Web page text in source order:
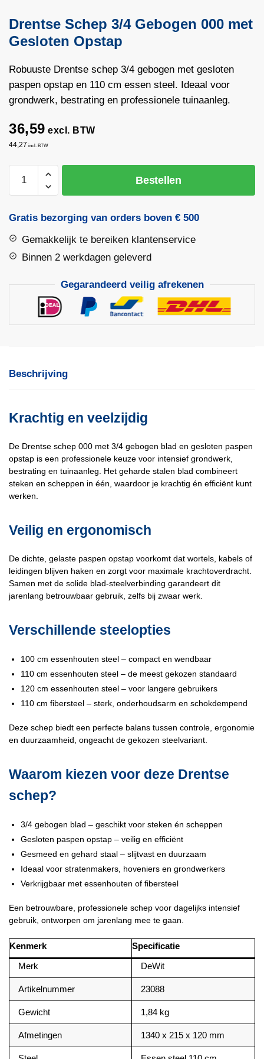
Drentse Schep 3/4 Gebogen 000 met
Gesloten Opstap
Robuuste Drentse schep 3/4 gebogen met gesloten
paspen opstap en 110 cm essen steel. Ideaal voor
grondwerk, bestrating en professionele tuinaanleg.
36,59 excl. BTW
44,27 incl. BTW
Schep
Gebogen
met
Gesloten
Bestellen
Gratis bezorging van orders boven € 500
Gemakkelijk te bereiken klantenservice
Binnen 2 werkdagen geleverd
Gegarandeerd veilig afrekenen
Beschrijving
Krachtig en veelzijdig
De Drentse schep 000 met 3/4 gebogen blad en gesloten paspen
opstap is een professionele keuze voor intensief grondwerk,
bestrating en tuinaanleg. Het geharde stalen blad combineert
steken en scheppen in één, waardoor je krachtig én efficiënt kunt
werken.
Veilig en ergonomisch
De dichte, gelaste paspen opstap voorkomt dat wortels, kabels of
leidingen blijven haken en zorgt voor maximale krachtoverdracht.
Samen met de solide blad-steelverbinding garandeert dit
jarenlang betrouwbaar gebruik, zelfs bij zwaar werk.
Verschillende steelopties
100 cm essenhouten steel – compact en wendbaar
110 cm essenhouten steel – de meest gekozen standaard
120 cm essenhouten steel – voor langere gebruikers
110 cm fibersteel – sterk, onderhoudsarm en schokdempend
Deze schep biedt een perfecte balans tussen controle, ergonomie
en duurzaamheid, ongeacht de gekozen steelvariant.
Waarom kiezen voor deze Drentse
schep?
3/4 gebogen blad – geschikt voor steken én scheppen
Gesloten paspen opstap – veilig en efficiënt
Gesmeed en gehard staal – slijtvast en duurzaam
Ideaal voor stratenmakers, hoveniers en grondwerkers
Verkrijgbaar met essenhouten of fibersteel
Een betrouwbare, professionele schep voor dagelijks intensief
gebruik, ontworpen om jarenlang mee te gaan.
Kenmerk
Specificatie
Merk
DeWit
Artikelnummer 23088
Gewicht 1,84 kg
Afmetingen 1340 x 215 x 120 mm